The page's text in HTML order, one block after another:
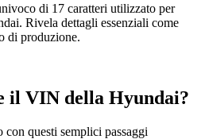
di 17 caratteri utilizzato per
Rivela dettagli essenziali come
di produzione.
il VIN della Hyundai?
questi semplici passaggi